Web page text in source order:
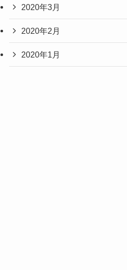
2020年3月
2020年2月
2020年1月